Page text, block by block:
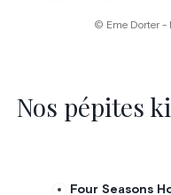
© Eme Dorter -
Nos pépites
Four Seasons